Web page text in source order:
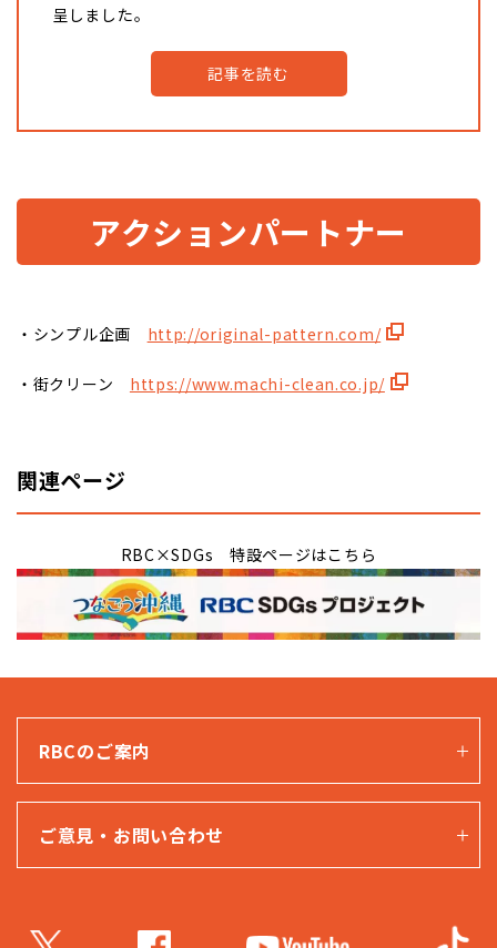
呈しました。
記事を読む
アクションパートナー
・シンプル企画 http://original-pattern.com/
・街クリーン https://www.machi-clean.co.jp/
関連ページ
RBC×SDGs 特設ページはこちら
RBCのご案内
ご意見・お問い合わせ